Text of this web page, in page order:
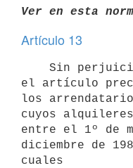
Ver en esta
Artículo 13
el artículo
los
cuyos
entre el 1º de
diciembre de
cuales